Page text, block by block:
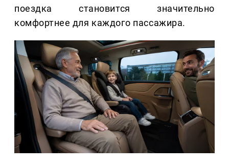
поездка становится значительно
комфортнее для каждого пассажира.